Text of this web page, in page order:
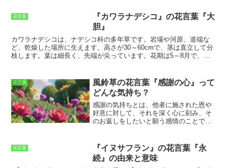
た、キンセンカの花が、
明るく元気な色
合いをしていることから
、「明るい気持
ちになる」
になりました。
花言葉
『カワラナデシコ』の花言葉『大
胆』
カワラナデシコは、ナデシコ科の多年草です。岩場や河原、道端な
ど、乾燥した場所に生えます。高さが30～60cmで、茎は直立して分
枝します。葉は細長く、先端が尖っています。花期は5～8月で、茎
道端などの乾燥した場所にも生えています。また、カワラナデシコ
は、花言葉が「大胆」です。これは、カワラナデシコが、岩場や河原
などの厳しい環境でも力強く生き抜く姿からきています。
花言葉
風鈴草の花言葉『感謝の心』って
どんな気持ち？
感謝の気持ちとは、他者に施された恩や
好意に対して、それを深く心に刻み、そ
のお返しをしたいと願う感情のことで
に感謝の気持ちを伝え合うことで、人間
関係はより強固なものとなります。感謝
の気持ちは、言葉で伝えることもできれ
花言葉
『イヌサフラン』の花言葉『永
続』の由来と意味